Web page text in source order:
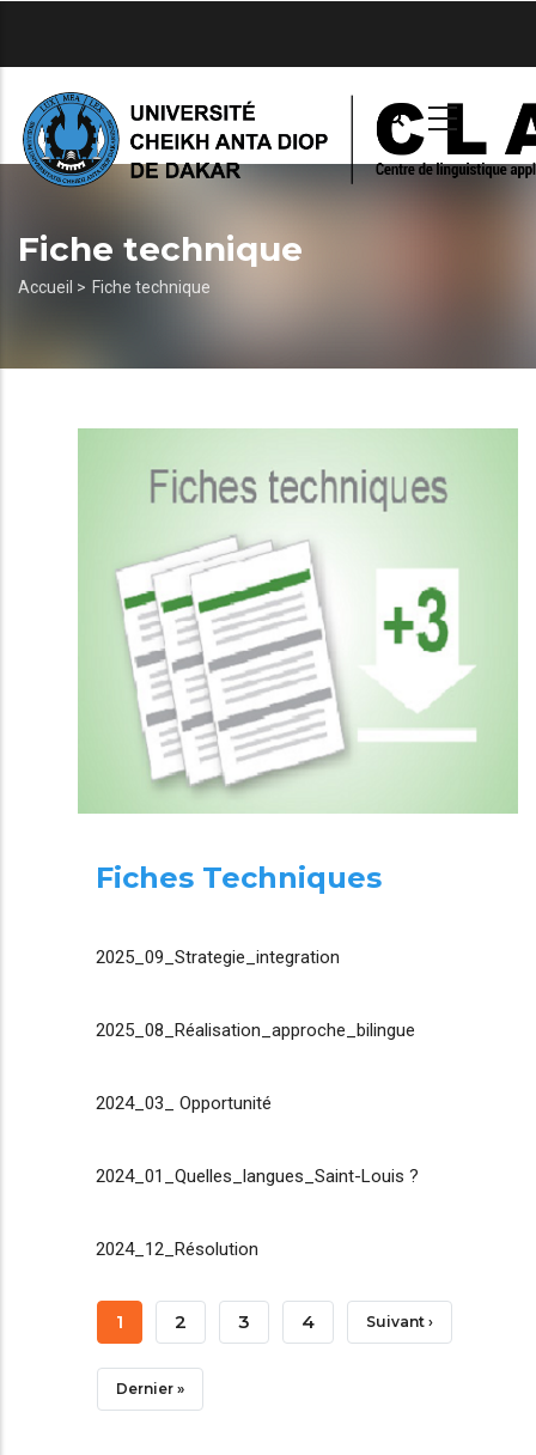
principal
Fiche technique
Fil
Accueil > Fiche technique
Fiches Techniques
2025_09_Strategie_integration
2025_08_Réalisation_approche_bilingue
2024_03_ Opportunité
2024_01_Quelles_langues_Saint-Louis ?
2024_12_Résolution
Pagination
Page
Courante
1 Page
2 Page
3 Page
4 Page
Suivant ›
Dernière
Dernier »